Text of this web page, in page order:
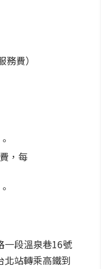
費）
，每
一段溫泉巷16號
北站轉乘高鐵到